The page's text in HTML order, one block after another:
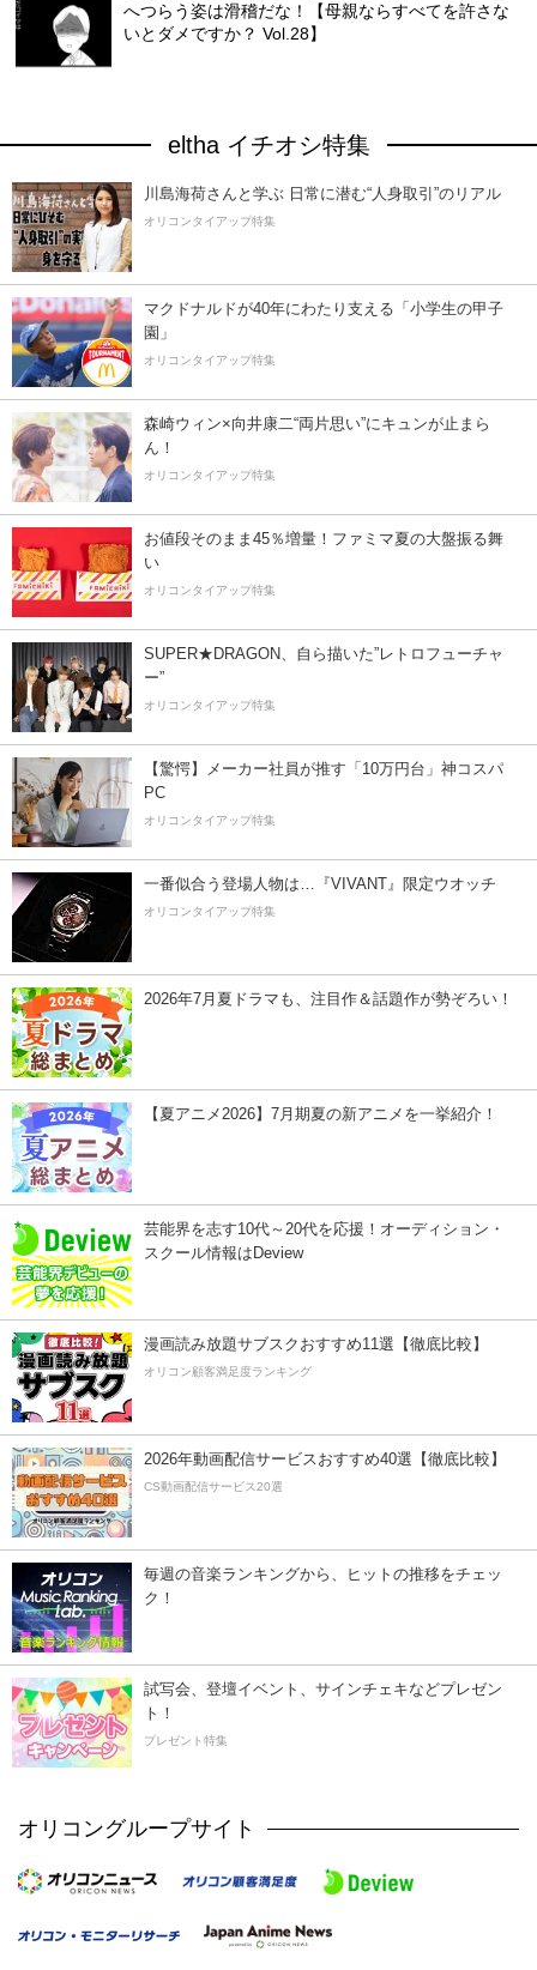
へつらう姿は滑稽だな！【母親ならすべてを許さな
いとダメですか？ Vol.28】
eltha イチオシ特集
川島海荷さんと学ぶ 日常に潜む“人身取引”のリアル
オリコンタイアップ特集
マクドナルドが40年にわたり支える「小学生の甲子
園」
オリコンタイアップ特集
森崎ウィン×向井康二“両片思い”にキュンが止まら
ん！
オリコンタイアップ特集
お値段そのまま45％増量！ファミマ夏の大盤振る舞
い
オリコンタイアップ特集
SUPER★DRAGON、自ら描いた”レトロフューチャ
ー”
オリコンタイアップ特集
【驚愕】メーカー社員が推す「10万円台」神コスパ
PC
オリコンタイアップ特集
一番似合う登場人物は…『VIVANT』限定ウオッチ
オリコンタイアップ特集
2026年7月夏ドラマも、注目作＆話題作が勢ぞろい！
【夏アニメ2026】7月期夏の新アニメを一挙紹介！
芸能界を志す10代～20代を応援！オーディション・
スクール情報はDeview
漫画読み放題サブスクおすすめ11選【徹底比較】
オリコン顧客満足度ランキング
2026年動画配信サービスおすすめ40選【徹底比較】
CS動画配信サービス20選
毎週の音楽ランキングから、ヒットの推移をチェッ
ク！
試写会、登壇イベント、サインチェキなどプレゼン
ト！
プレゼント特集
オリコングループサイト